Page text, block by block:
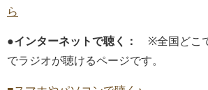
ら
●インターネットで聴く：
※全国どこ
でラジオが聴けるページです。